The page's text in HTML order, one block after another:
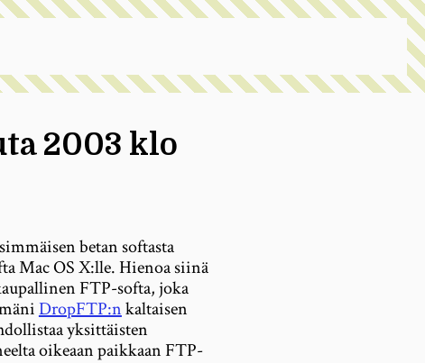
2003 klo
betan softasta
Mac OS X:lle. Hienoa siinä
FTP-softa, joka
DropFTP:nkaltaisen
yksittäisten
oikeaan paikkaan FTP-